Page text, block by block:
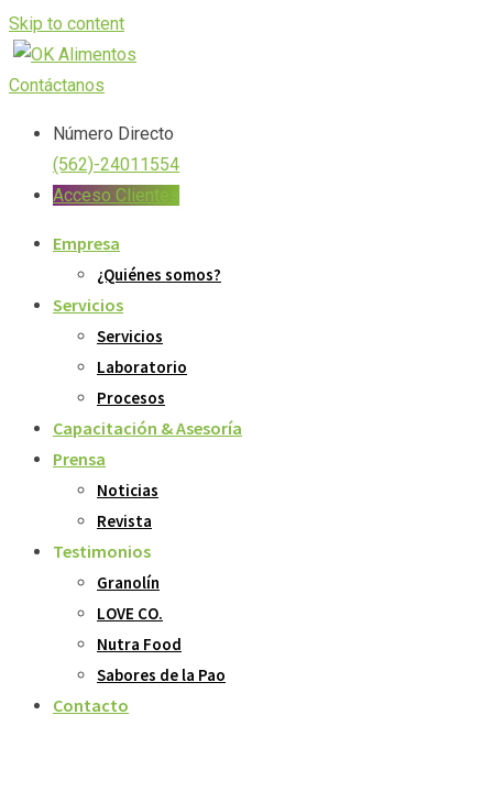
Skip to content
Contáctanos
Número Directo
(562)-24011554
Acceso Clientes
Empresa
¿Quiénes somos?
Servicios
Servicios
Laboratorio
Procesos
Capacitación & Asesoría
Prensa
Noticias
Revista
Testimonios
Granolín
LOVE CO.
Nutra Food
Sabores de la Pao
Contacto